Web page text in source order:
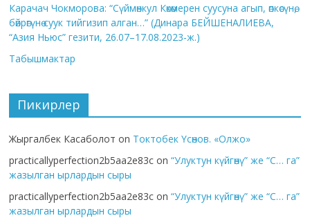
Карачач Чокморова: “Сүймөнкул Көкөмерен суусуна агып, өпкөсүнө,
бөйрөгүнө суук тийгизип алган…” (Динара БЕЙШЕНАЛИЕВА,
“Азия Ньюс” гезити, 26.07–17.08.2023-ж.)
Табышмактар
Пикирлер
Жыргалбек Касаболот on Токтобек Үсөнов. «Олжо»
practicallyperfection2b5aa2e83c on“Улуктун күйгөнү” же “С… га”
жазылган ырлардын сыры
practicallyperfection2b5aa2e83c on“Улуктун күйгөнү” же “С… га”
жазылган ырлардын сыры